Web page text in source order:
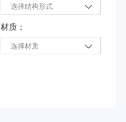
选择结构形式 
材质：
选择材质 